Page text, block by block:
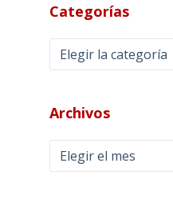
Categorías
Categorías
Archivos
Archivos